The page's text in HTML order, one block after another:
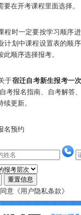
在开考课程里面选择。
时一定要按学习顺序进
计划中课程设置表的顺
顺序选择报考。
于宿迁自考新生报考一
考报名指南、自考解答
更新。
名预约
重置信息
意 《用户隐私条款》